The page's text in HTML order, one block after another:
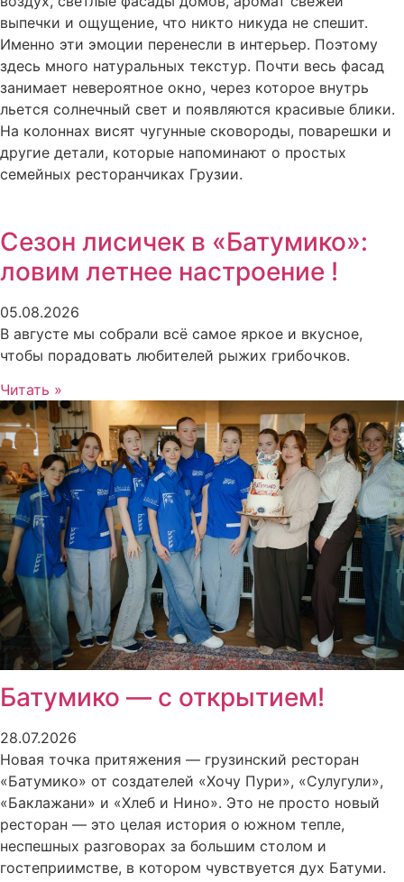
выпечки и ощущение, что никто никуда не спешит.
Именно эти эмоции перенесли в интерьер. Поэтому
здесь много натуральных текстур. Почти весь фасад
занимает невероятное окно, через которое внутрь
льется солнечный свет и появляются красивые блики.
На колоннах висят чугунные сковороды, поварешки и
другие детали, которые напоминают о простых
семейных ресторанчиках Грузии.
Сезон лисичек в «Батумико»:
ловим летнее настроение !
05.08.2026
В августе мы собрали всё самое яркое и вкусное,
чтобы порадовать любителей рыжих грибочков.
Читать »
Батумико — с открытием!
28.07.2026
Новая точка притяжения — грузинский ресторан
«Батумико» от создателей «Хочу Пури», «Сулугули»,
«Баклажани» и «Хлеб и Нино». Это не просто новый
ресторан — это целая история о южном тепле,
неспешных разговорах за большим столом и
гостеприимстве, в котором чувствуется дух Батуми.